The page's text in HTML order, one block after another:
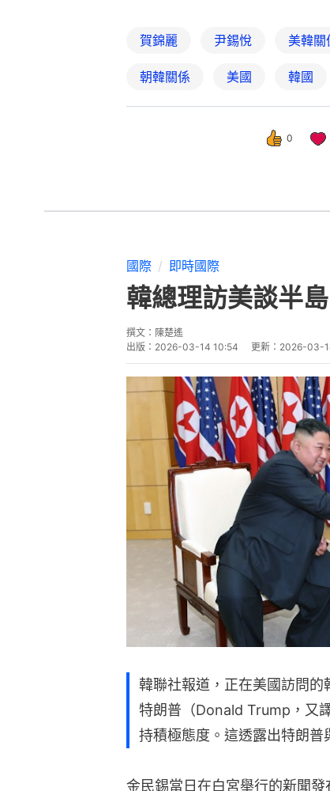
賀錦麗 尹錫悅 美韓關
朝韓關係 美國 韓國
0
國際 即時國際
韓總理訪美談半
撰文： 陳楚遙
出版： 2026-03-14 10:54 更新： 2026-03-
韓聯社報道，正在美國訪問
特朗普（Donald Trump，又
持積極態度。這透露出特朗普
金民錫當日在白宮舉行的新聞